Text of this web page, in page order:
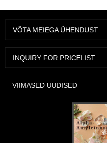
VÕTA MEIEGA ÜHENDUST
INQUIRY FOR PRICELIST
VIIMASED UUDISED